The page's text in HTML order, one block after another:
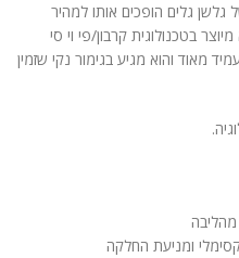
גלשן גלים הופכים אותו למהיר
בטכנולוגית קרבון/פי וי סי
מאוד והוא מגיע בגימור נקי שזמין
ומניעת החלקה